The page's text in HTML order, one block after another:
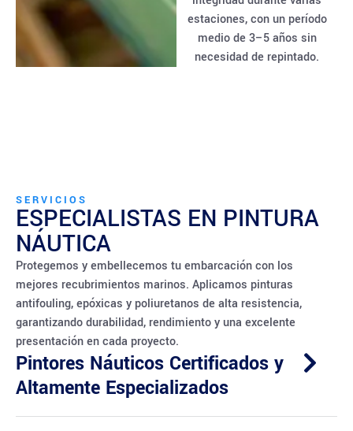
estaciones, con un período
medio de 3–5 años sin
necesidad de repintado.
SERVICIOS
ESPECIALISTAS EN PINTURA
NÁUTICA
Protegemos y embellecemos tu embarcación con los
mejores recubrimientos marinos. Aplicamos pinturas
antifouling, epóxicas y poliuretanos de alta resistencia,
garantizando durabilidad, rendimiento y una excelente
presentación en cada proyecto.
Pintores Náuticos Certificados y
Altamente Especializados